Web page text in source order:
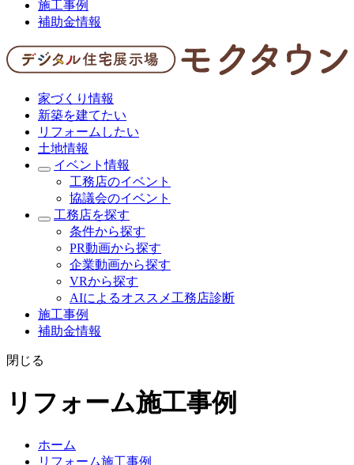
施工事例
補助金情報
家づくり情報
新築を建てたい
リフォームしたい
土地情報
イベント情報
工務店のイベント
協議会のイベント
工務店を探す
条件から探す
PR動画から探す
企業動画から探す
VRから探す
AIによるオススメ工務店診断
施工事例
補助金情報
閉じる
リフォーム施工事例
ホーム
リフォーム施工事例